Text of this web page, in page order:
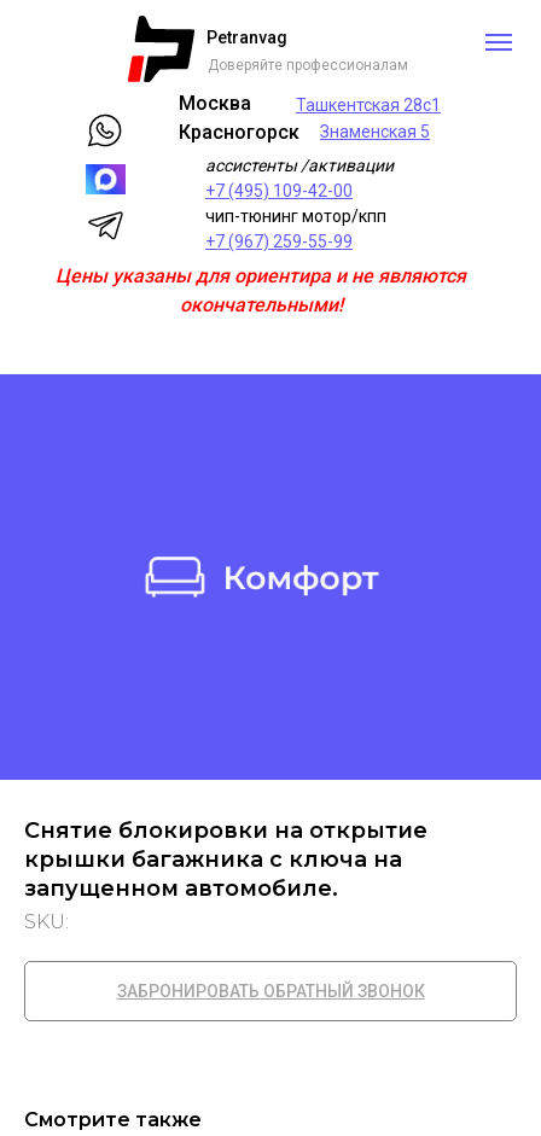
Ташкентская 28с1
Знаменская 5
ассистенты /активации
+7 (495) 109-42-00
чип-тюнинг мотор/кпп
+7 (967) 259-55-99
Москва
Красногорск
Petranvag
Доверяйте профессионалам
Цены указаны для ориентира и не являются
окончательными!
Снятие блокировки на открытие
крышки багажника с ключа на
запущенном автомобиле.
SKU:
ЗАБРОНИРОВАТЬ ОБРАТНЫЙ ЗВОНОК
Смотрите также